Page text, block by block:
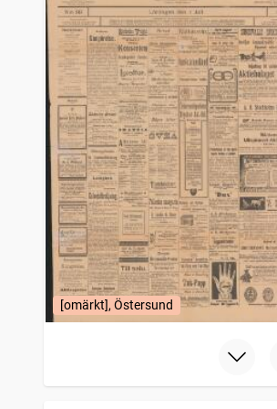
Norra Hallands tidning Vestkusten
träffar
Viola, annonsblad för trädgården
träffar
Upplysningsregistret
träffar
Västernorrlands allehanda
träffar
Västra dagbladet Boråsposten
träffar
Östgöten (Linköping : 1874)
träffar
Södra Dalarnes tidning
träffar
Hessleholms tidning (Kristianstad : 1889)
träffar
Göteborgs hyreslista
träffar
Aftonbladet
träffar
Lysekilsposten
träffar
Blekinge läns tidning
träffar
Trelleborgs allehanda
träffar
Handelstidningens veckoblad (1896)
träffar
Öresundsposten (Helsingborg : 1847)
träffar
Skånes annonsblad
Post- och inrikes tidningar
[omärkt], Östersund